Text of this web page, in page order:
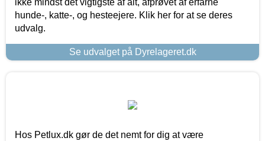
hunde-, katte-, og hesteejere. Klik her for at se deres
udvalg.
Se udvalget på Dyrelageret.dk
Hos Petlux.dk gør de det nemt for dig at være